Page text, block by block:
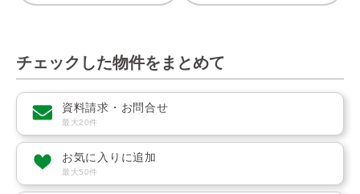
チェックした物件をまとめて
資料請求・お問合せ
最大20件
お気に入りに追加
最大50件